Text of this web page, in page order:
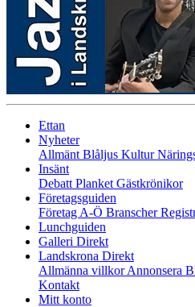
Ettan
Nyheter
Allmänt Blåljus Kultur
Insänt
Debatt Planket Gästkrönikor
Företagsguiden
Företag A-Ö Branscher
Lunchguiden
Galleri Direkt
Landskrona Direkt
Allmänna villkorAnnonsera
Kontakt
Mitt konto